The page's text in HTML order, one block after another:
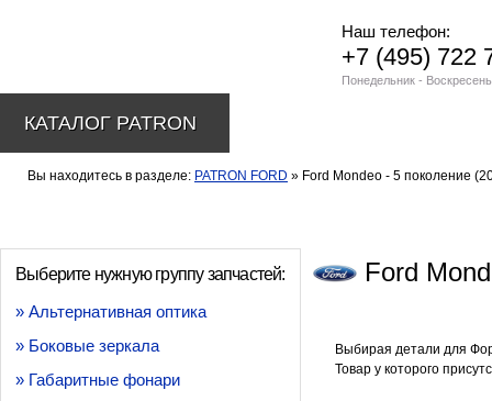
Вы находитесь в разделе: PATRON FORD » Ford Mondeo - 5 поколение
Ford
Выбирая детали для
Товар у которого
Выберите нужную группу запчастей:
» Альтернативная оптика
» Боковые зеркала
» Габаритные фонари
Наш телефон:
+7 (495) 722
Понедельник -
КАТАЛОГ PATRON